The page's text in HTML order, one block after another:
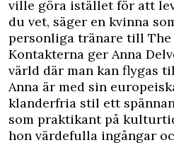
ville göra istället för att
du vet, säger en kvinna
personliga tränare till The
Kontakterna ger Anna
värld där man kan flygas
Anna är med sin
klanderfria stil ett
som praktikant på
hon värdefulla ingångar